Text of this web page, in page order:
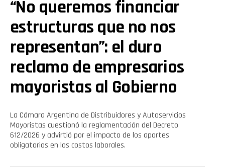
“No queremos financiar
estructuras que no nos
representan”: el duro
reclamo de empresarios
mayoristas al Gobierno
La Cámara Argentina de Distribuidores y Autoservicios
Mayoristas cuestionó la reglamentación del Decreto
612/2026 y advirtió por el impacto de los aportes
obligatorios en los costos laborales.